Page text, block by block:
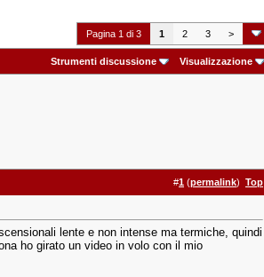
Pagina 1 di 3 1 2 3 >
Strumenti discussione Visualizzazione
#1 (permalink) Top
lente e non intense ma termiche, quindi
ho girato un video in volo con il mio